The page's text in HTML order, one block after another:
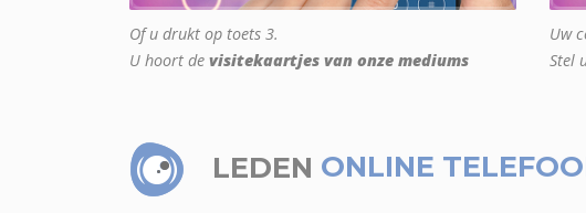
Of u drukt op toets 3.
U hoort de visitekaartjes van onze mediums
Uw
Stel
LEDEN ONLINE